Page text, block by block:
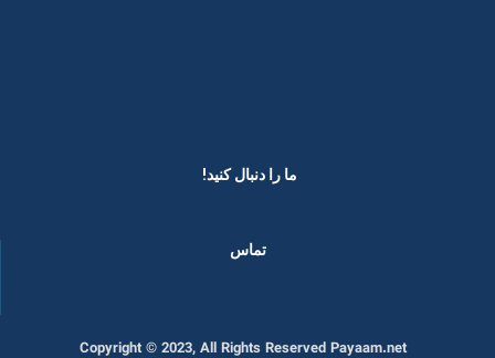
ما را دنبال کنید! ​
تماس
Copyright © 2023, All Rights Reserved Payaam.net